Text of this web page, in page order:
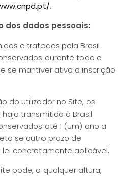
.
dos dados pessoais:
e tratados pela Brasil
durante todo o
se mantiver ativa a inscrição
do utilizador no Site, os
transmitido à Brasil
até 1 (um) ano a
se outro prazo de
concretamente aplicável.
pode, a qualquer altura,